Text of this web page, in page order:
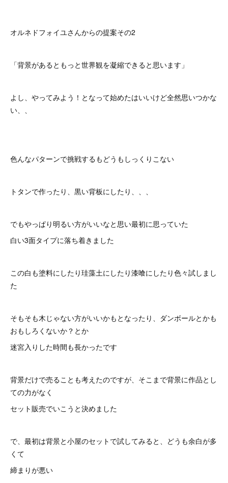
オルネドフォイユさんからの提案その2
「背景があるともっと世界観を凝縮できると思います」
よし、やってみよう！となって始めたはいいけど全然思いつかな
い、、
色んなパターンで挑戦するもどうもしっくりこない
トタンで作ったり、黒い背板にしたり、、、
でもやっぱり明るい方がいいなと思い最初に思っていた
白い3面タイプに落ち着きました
この白も塗料にしたり珪藻土にしたり漆喰にしたり色々試しまし
た
そもそも木じゃない方がいいかもとなったり、ダンボールとかも
おもしろくないか？とか
迷宮入りした時間も長かったです
背景だけで売ることも考えたのですが、そこまで背景に作品とし
ての力がなく
セット販売でいこうと決めました
で、最初は背景と小屋のセットで試してみると、どうも余白が多
くて
締まりが悪い